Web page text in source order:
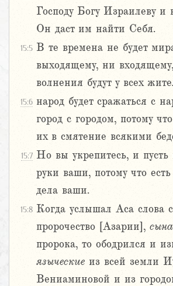
Господу Богу Израилеву и
Он даст им найти Себя.
15:5 В те времена не будет
выходящему, ни
волнения будут у всех
15:6 народ будет сражаться с
город с городом, потому
их в смятение всякими
15:7 Но вы укрепитесь, и пусть
руки ваши, потому что
дела ваши.
15:8 Когда услышал Аса слова
пророчество [Азарии], сына
пророка, то ободрился и
языческие из всей земли
Вениаминовой и из